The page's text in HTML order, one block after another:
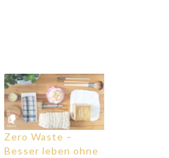
Zero Waste –
Besser leben ohne